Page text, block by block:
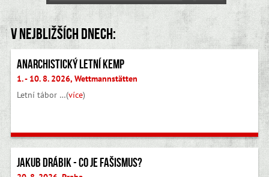
V nejbližších dnech:
Anarchistický letní kemp
1. - 10. 8. 2026, Wettmannstätten
Letní tábor …(více)
Jakub Drábik - Co je fašismus?